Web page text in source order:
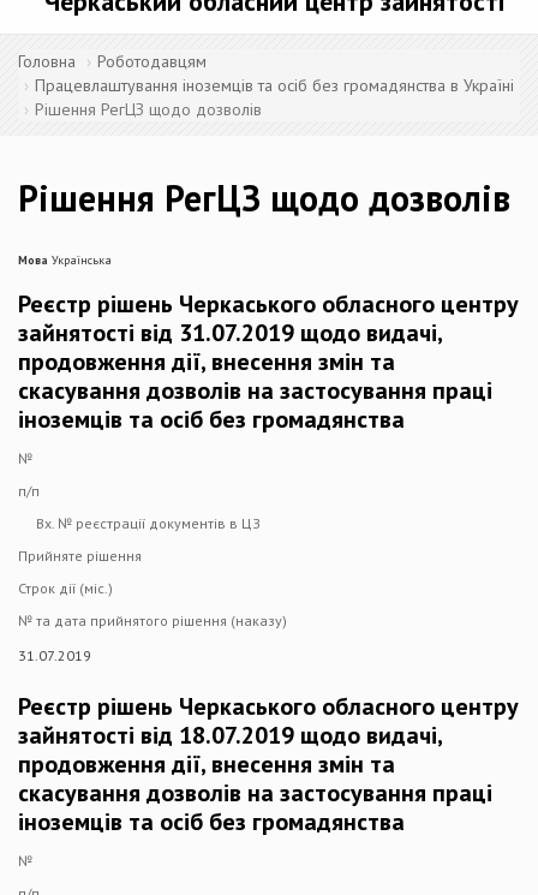
Головна
Роботодавцям
Працевлаштування іноземців та осіб без громадянства в Україні
Рішення РегЦЗ щодо дозволів
Рішення РегЦЗ щодо дозволів
Мова Українська
Реєстр рішень Черкаського обласного центру
зайнятості від 31.07.2019 щодо видачі,
продовження дії, внесення змін та
скасування дозволів на застосування праці
іноземців та осіб без громадянства
№
п/п
Вх. № реєстрації документів в ЦЗ
Прийняте рішення
Строк дії (міс.)
№ та дата прийнятого рішення (наказу)
31.07.2019
Реєстр рішень Черкаського обласного центру
зайнятості від 18.07.2019 щодо видачі,
продовження дії, внесення змін та
скасування дозволів на застосування праці
іноземців та осіб без громадянства
№